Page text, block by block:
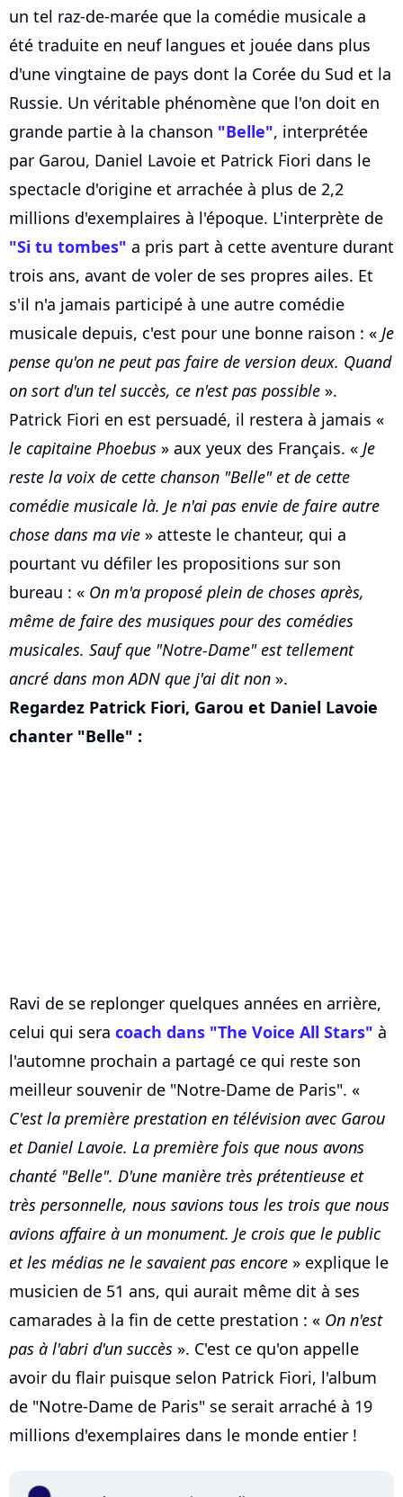
un tel raz-de-marée que la comédie musicale a
été traduite en neuf langues et jouée dans plus
d'une vingtaine de pays dont la Corée du Sud et la
Russie. Un véritable phénomène que l'on doit en
grande partie à la chanson "Belle", interprétée
par Garou, Daniel Lavoie et Patrick Fiori dans le
spectacle d'origine et arrachée à plus de 2,2
millions d'exemplaires à l'époque. L'interprète de
"Si tu tombes" a pris part à cette aventure durant
trois ans, avant de voler de ses propres ailes. Et
s'il n'a jamais participé à une autre comédie
musicale depuis, c'est pour une bonne raison : « Je
pense qu'on ne peut pas faire de version deux. Quand
on sort d'un tel succès, ce n'est pas possible ».
Patrick Fiori en est persuadé, il restera à jamais «
le capitaine Phoebus » aux yeux des Français. « Je
reste la voix de cette chanson "Belle" et de cette
comédie musicale là. Je n'ai pas envie de faire autre
chose dans ma vie » atteste le chanteur, qui a
pourtant vu défiler les propositions sur son
bureau : « On m'a proposé plein de choses après,
même de faire des musiques pour des comédies
musicales. Sauf que "Notre-Dame" est tellement
ancré dans mon ADN que j'ai dit non ».
Regardez Patrick Fiori, Garou et Daniel Lavoie
chanter "Belle" :
Ravi de se replonger quelques années en arrière,
celui qui sera coach dans "The Voice All Stars" à
l'automne prochain a partagé ce qui reste son
meilleur souvenir de "Notre-Dame de Paris". «
C'est la première prestation en télévision avec Garou
et Daniel Lavoie. La première fois que nous avons
chanté "Belle". D'une manière très prétentieuse et
très personnelle, nous savions tous les trois que nous
avions affaire à un monument. Je crois que le public
et les médias ne le savaient pas encore » explique le
musicien de 51 ans, qui aurait même dit à ses
camarades à la fin de cette prestation : « On n'est
pas à l'abri d'un succès ». C'est ce qu'on appelle
avoir du flair puisque selon Patrick Fiori, l'album
de "Notre-Dame de Paris" se serait arraché à 19
millions d'exemplaires dans le monde entier !